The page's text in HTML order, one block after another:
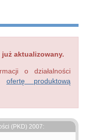
aktualizowany.
o działalności
ofertę produktową
(PKD) 2007: